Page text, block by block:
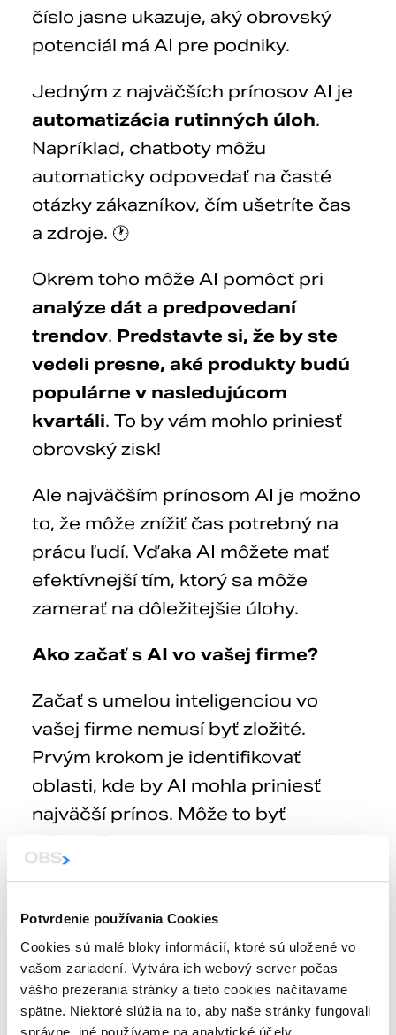
číslo jasne ukazuje, aký obrovský
potenciál má AI pre podniky.
Jedným z najväčších prínosov AI je
automatizácia rutinných úloh.
Napríklad, chatboty môžu
automaticky odpovedať na časté
otázky zákazníkov, čím ušetríte čas
a zdroje. 🕐
Okrem toho môže AI pomôcť pri
analýze dát a predpovedaní
trendov. Predstavte si, že by ste
vedeli presne, aké produkty budú
populárne v nasledujúcom
kvartáli. To by vám mohlo priniesť
obrovský zisk!
Ale najväčším prínosom AI je možno
to, že môže znížiť čas potrebný na
prácu ľudí. Vďaka AI môžete mať
efektívnejší tím, ktorý sa môže
zamerať na dôležitejšie úlohy.
Ako začať s AI vo vašej firme?
Začať s umelou inteligenciou vo
vašej firme nemusí byť zložité.
Prvým krokom je identifikovať
oblasti, kde by AI mohla priniesť
najväčší prínos. Môže to byť
marketing
Keď máte jasno, kde chcete AI
využiť, môžete začať hľadať riešenia,
ktoré sú špeciálne navrhnuté pre
vaše potreby. Existuje mnoho
softvérových nástrojov a služieb,
Potvrdenie používania Cookies
Cookies sú malé bloky informácií, ktoré sú uložené vo
vašom zariadení. Vytvára ich webový server počas
vášho prezerania stránky a tieto cookies načítavame
spätne. Niektoré slúžia na to, aby naše stránky fungovali
správne, iné používame na analytické účely.